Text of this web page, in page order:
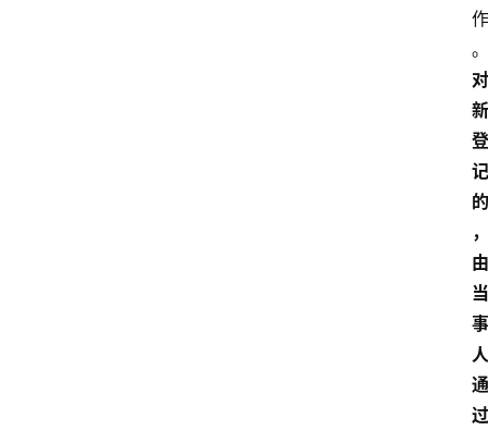
作
。
对
新
登
记
的
，
由
当
事
人
通
过